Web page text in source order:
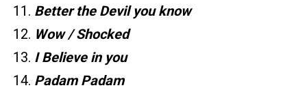
Better the Devil you know
Wow / Shocked
I Believe in you
Padam Padam